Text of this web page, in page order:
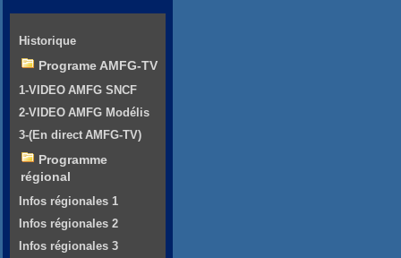
Historique
Programe AMFG-TV
1-VIDEO AMFG SNCF
2-VIDEO AMFG Modélis
3-(En direct AMFG-TV)
Programme
régional
Infos régionales 1
Infos régionales 2
Infos régionales 3